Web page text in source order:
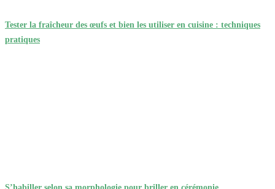
Tester la fraîcheur des œufs et bien les utiliser en cuisine : techniques
pratiques
S’habiller selon sa morphologie pour briller en cérémonie